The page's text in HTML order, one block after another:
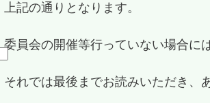
上記の通りとなります。
委員会の開催等行っていない場合に
それでは最後までお読みいただき、